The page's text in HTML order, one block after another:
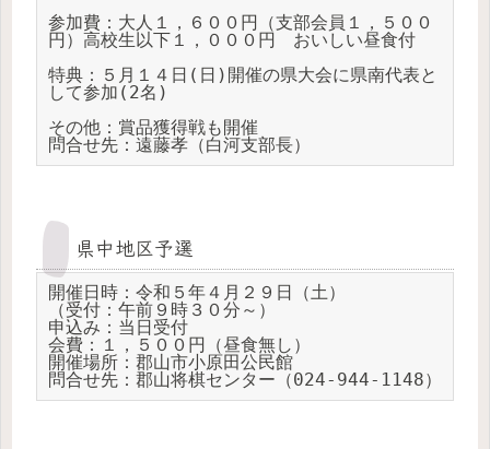
参加費：大人１，６００円（支部会員１，５００
円）高校生以下１，０００円　おいしい昼食付
特典：５月１４日(日)開催の県大会に県南代表と
して参加(2名)
その他：賞品獲得戦も開催
問合せ先：遠藤孝（白河支部長）
県中地区予選
開催日時：令和５年４月２９日（土）
（受付：午前９時３０分～）
申込み：当日受付
会費：１，５００円（昼食無し）
開催場所：郡山市小原田公民館
問合せ先：郡山将棋センター（024-944-1148）